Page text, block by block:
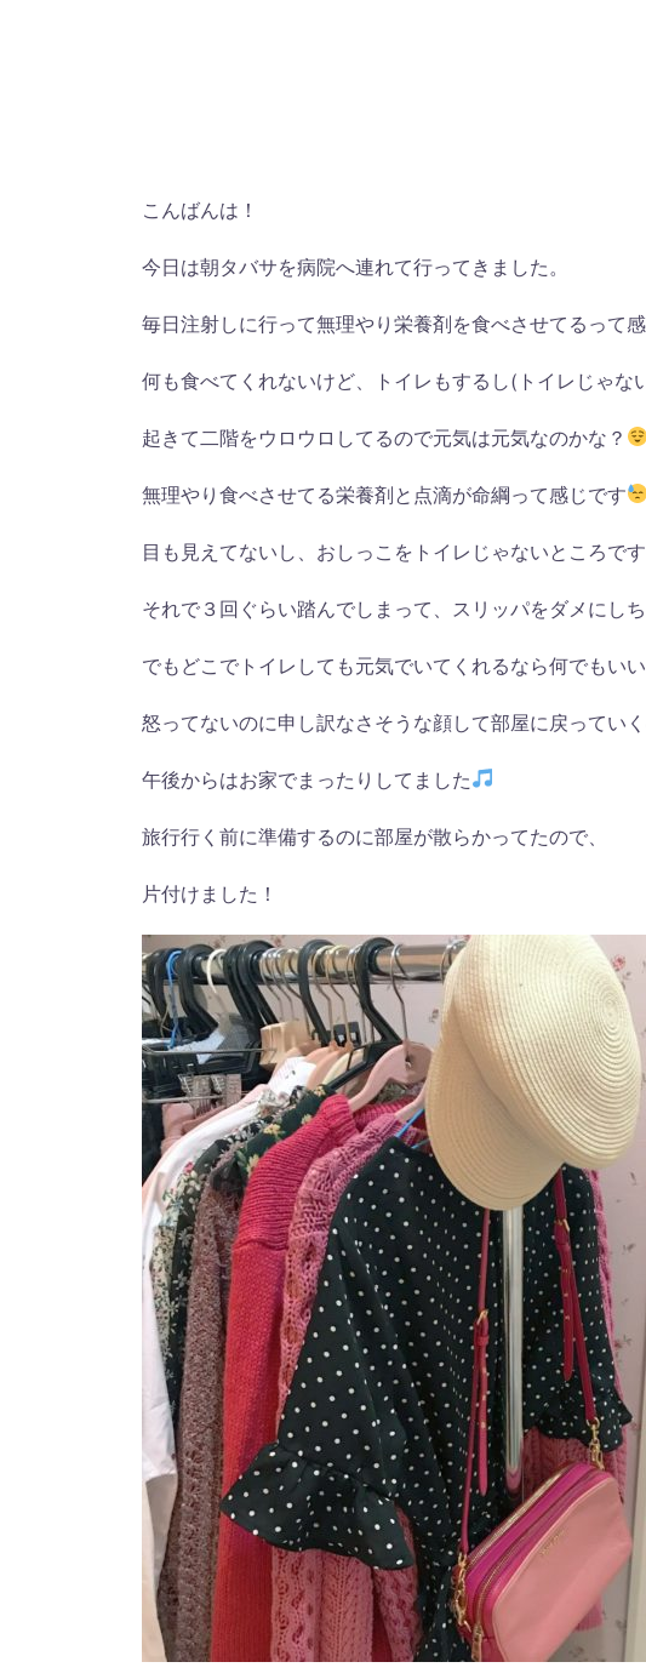
こんばんは！
今日は朝タバサを病院へ連れて行ってきました。
毎日注射しに行って無理やり栄養剤を食べさせてるって
何も食べてくれないけど、トイレもするし(トイレじゃな
起きて二階をウロウロしてるので元気は元気なのかな？
無理やり食べさせてる栄養剤と点滴が命綱って感じです
目も見えてないし、おしっこをトイレじゃないところで
それで３回ぐらい踏んでしまって、スリッパをダメにし
でもどこでトイレしても元気でいてくれるなら何でもいい
怒ってないのに申し訳なさそうな顔して部屋に戻ってい
午後からはお家でまったりしてました
旅行行く前に準備するのに部屋が散らかってたので、
片付けました！